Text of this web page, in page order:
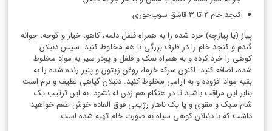
کنجد خام ۲ تا ۳ قاشق سوپ‌خوری
پیاز (یا پیازچه) خرد شده را به همراه فلفل دلمه، کاهو، خیار و گوجه، جوانه
گندم و کنجد خام را در ظرف بزرگی با هم مخلوط کنید. سپس دنبلان
کوهی را خرد کرده و به همراه نمک و فلفل و پودر سیر به مواد مخلوط
شده، اضافه کنید. اکنون سرکه خرما، روغن زیتون و پنیر رنده شده را به
بقیه مواد افزوده و به آرامی مخلوط کنید. دنبلان گیاهی لطیف و نرم است
بنابر این مراقب باشید تا در هنگام هم زدن له نشود. به این ترتیب یک
شام سبک و مقوی و یا یک ناهار رژیمی فوق العاده خوش طعم خواهید
داشت که با دنبلان کوهی سیاه به صورت خام تهیه شده است.